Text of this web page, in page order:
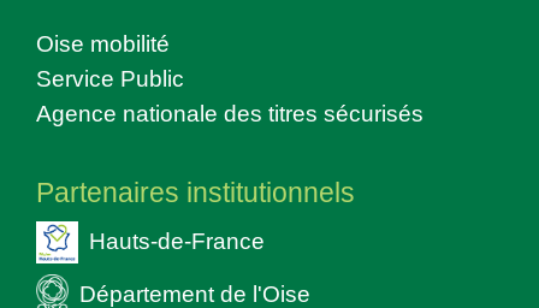
Oise mobilité
Service Public
Agence nationale des titres sécurisés
Partenaires institutionnels
Hauts-de-France
Département de l'Oise